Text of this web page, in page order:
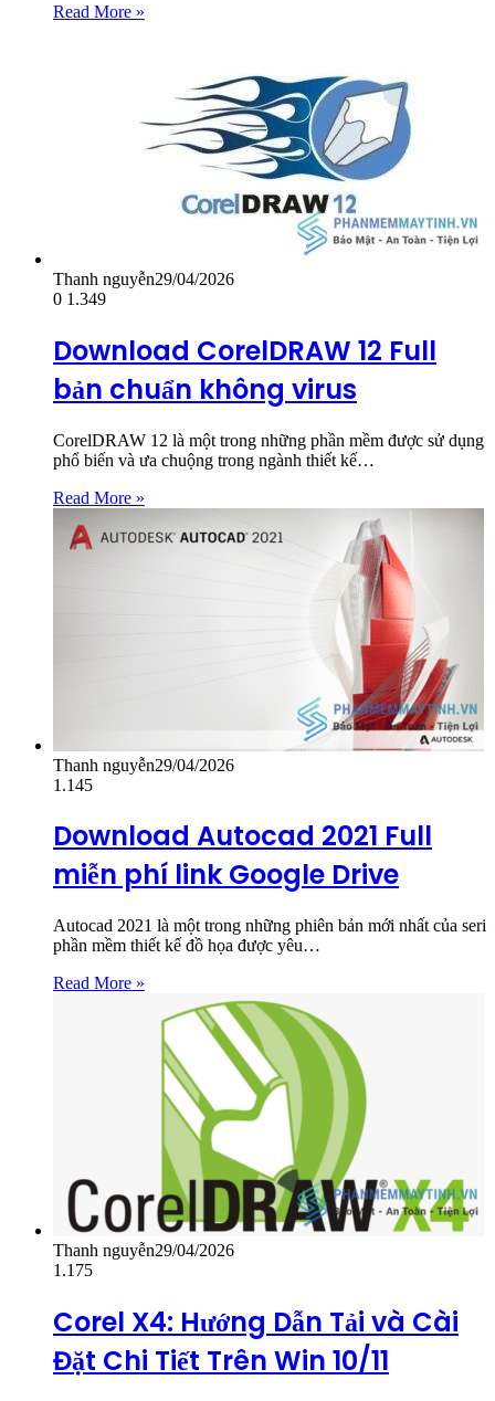
Read More »
Thanh nguyễn29/04/2026
0 1.349
Download CorelDRAW 12 Full
bản chuẩn không virus
CorelDRAW 12 là một trong những phần mềm được sử dụng
phổ biến và ưa chuộng trong ngành thiết kế…
Read More »
Thanh nguyễn29/04/2026
1.145
Download Autocad 2021 Full
miễn phí link Google Drive
Autocad 2021 là một trong những phiên bản mới nhất của seri
phần mềm thiết kế đồ họa được yêu…
Read More »
Thanh nguyễn29/04/2026
1.175
Corel X4: Hướng Dẫn Tải và Cài
Đặt Chi Tiết Trên Win 10/11